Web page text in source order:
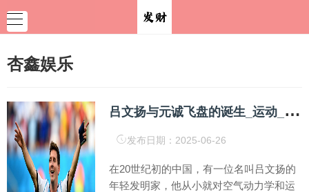
杏鑫娱乐
吕
文扬与元诚飞盘的诞生_运动_飞行轨迹_中国
发布日期：2025-06-26
在20世纪初的中国，有一位名叫吕文扬的
年轻发明家，他从小就对空气动力学和运